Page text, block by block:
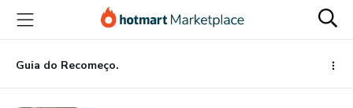
para
conteúdo
principal
para
pagamento
para
rodapé
Guia do Recomeço.